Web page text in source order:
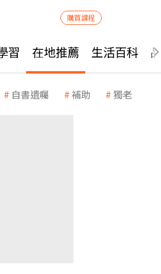
購買課程
習 在地推薦 生活百科
自書遺囑 補助 獨老